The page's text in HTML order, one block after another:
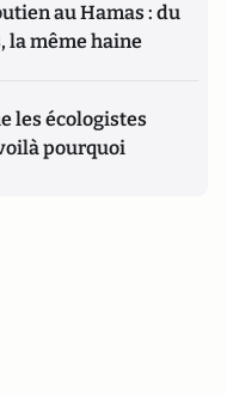
au Hamas : du
la même haine
les écologistes
pourquoi